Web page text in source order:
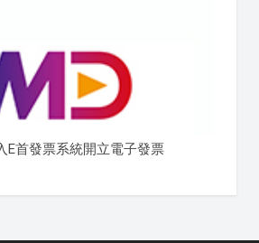
E首發票系統開立電子發票